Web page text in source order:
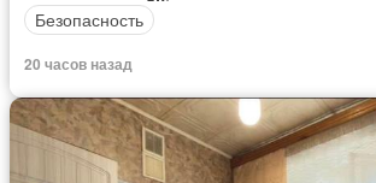
Безопасность
20 часов назад